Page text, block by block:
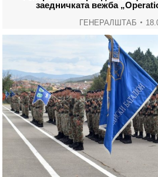
заедничката вежба
ГЕНЕРАЛШТАБ